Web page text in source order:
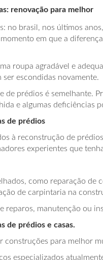
renovação para melhor
no brasil, nos últimos
em que a
roupa agradável e
ser escondidas novamente.
de prédios é semelhante.
e algumas deficiências
de prédios
à reconstrução de
experientes que
como reparação de
de carpintaria na
reparos, manutenção ou
de prédios e casas.
construções para melhor
especializados